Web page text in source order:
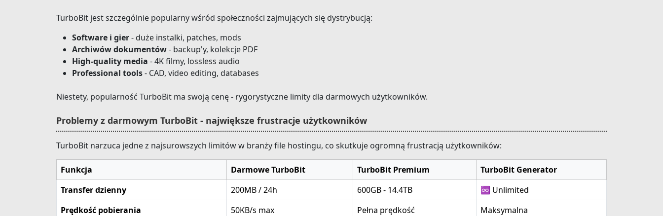
TurboBit jest szczególnie popularny wśród społeczności zajmujących się dystrybucją:
Software i gier- duże instalki, patches, mods
Archiwów dokumentów- backup'y, kolekcje PDF
High-quality media - 4K filmy, lossless audio
Professional tools- CAD, video editing, databases
Niestety, popularność TurboBit ma swoją cenę - rygorystyczne limity dla darmowych użytkowników.
Problemy z darmowym TurboBit - największe frustracje użytkowników
TurboBit narzuca jedne z najsurowszych limitów w branży file hostingu, co skutkuje ogromną frustracją użytkowników:
Funkcja Darmowe TurboBit TurboBit Premium
TurboBit Generator
Transfer dzienny
200MB / 24h 600GB - 14.4TB
♾️ Unlimited
Prędkość pobierania
50KB/s max Pełna prędkość
Maksymalna